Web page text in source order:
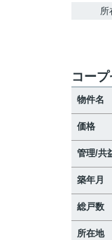
所
コー
物件名
価格
管理/共
築年月
総戸数
所在地